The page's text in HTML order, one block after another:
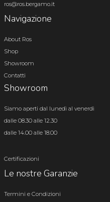
ros@ros.bergamo.it
Navigazione
About Ros
Shop
Showroom
Contatti
Showroom
Siamo aperti dal lunedì al venerdì
dalle 08.30 alle 12.30
dalle 14.00 alle 18.00
Certificazioni
Le nostre Garanzie
Termini e Condizioni